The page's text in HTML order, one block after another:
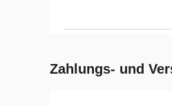
Zahlungs- und